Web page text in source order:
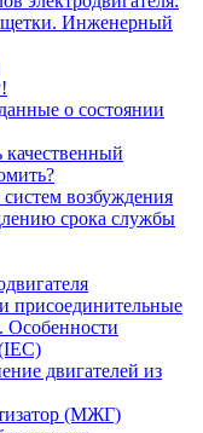
щетки. Инженерный
о состоянии
возбуждения
срока службы
присоединительные
Особенности
двигателей из
(МЖГ)